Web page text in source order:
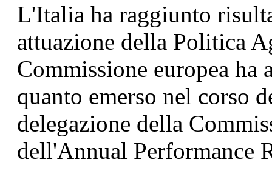
L'Italia ha raggiunto
attuazione della Politica
Commissione europea ha
quanto emerso nel corso
delegazione della
dell'Annual Performance